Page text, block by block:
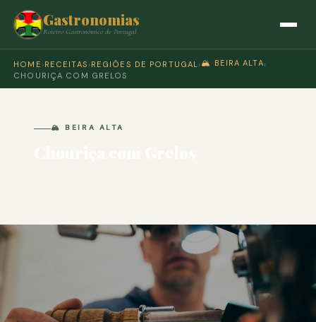
Gastronomias
Roteiro Gastronómico de Portugal
HOME › RECEITAS › REGIÕES DE PORTUGAL ›🏔️ BEIRA ALTA›
CHOURIÇA COM GRELOS
🏔️ BEIRA ALTA